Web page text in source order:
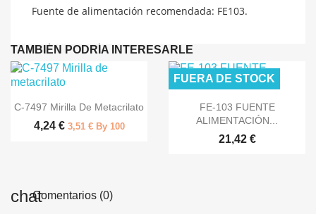
Fuente de alimentación recomendada: FE103.
TAMBIÉN PODRÍA INTERESARLE
 Vista rápida
C-7497 Mirilla De Metacrilato
4,24 € 3,51 € By 100
 Vista rápida
FE-103 FUENTE
ALIMENTACIÓN...
21,42 €
FUERA DE STOCK
Comentarios (0)